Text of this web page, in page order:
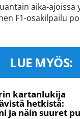
aika-ajoissa
F1-osakilpailu
LUE MYÖS:
kartanlukija
hetkistä:
ja näin suuret